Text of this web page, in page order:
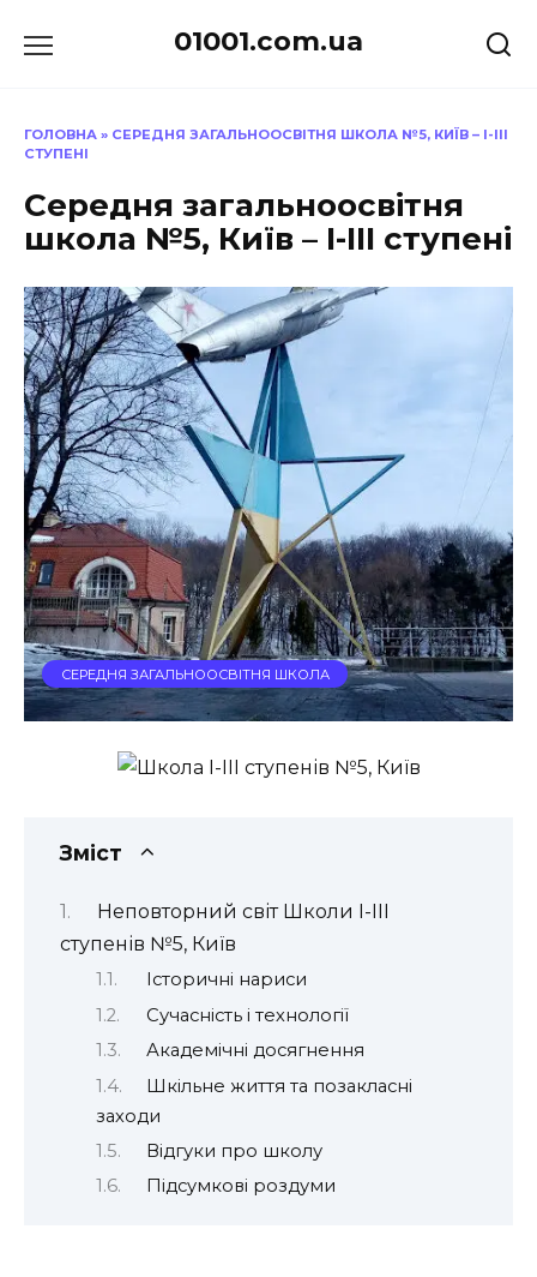
до
01001.com.ua
ГОЛОВНА » СЕРЕДНЯ ЗАГАЛЬНООСВІТНЯ ШКОЛА №5, КИЇВ – І-ІІІ
СТУПЕНІ
Середня загальноосвітня
школа №5, Київ – І-ІІІ ступені
СЕРЕДНЯ ЗАГАЛЬНООСВІТНЯ ШКОЛА
Зміст
Неповторний світ Школи I-III
ступенів №5, Київ
Історичні нариси
Сучасність і технології
Академічні досягнення
Шкільне життя та позакласні
заходи
Відгуки про школу
Підсумкові роздуми